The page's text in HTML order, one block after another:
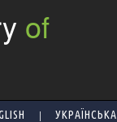
of
| УКРАЇНСЬКА